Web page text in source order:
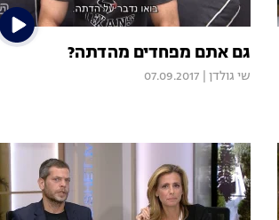
גם אתם מפחדים מהדתה?
שי גולדן 07.09.2017